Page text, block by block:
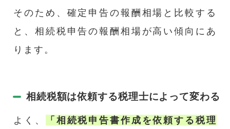
そのため、確定申告の報酬相場と比較する
と、相続税申告の報酬相場が高い傾向にあ
ります。
相続税額は依頼する税理士によって変わる
よく、
「相続税申告書作成を依頼する税理